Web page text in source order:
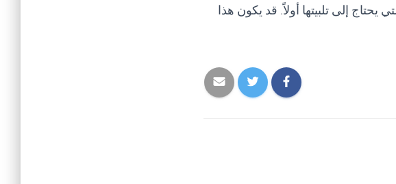
إلى تلبيتها أولاً. قد يكون هذا